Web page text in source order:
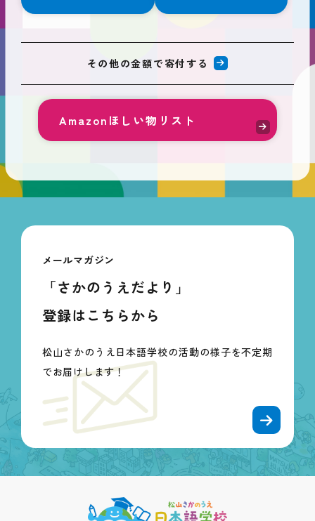
その他の金額で寄付する
Amazonほしい物リスト
メールマガジン
「さかのうえだより」
登録はこちらから
松山さかのうえ日本語学校の活動の様子を不定期
でお届けします！